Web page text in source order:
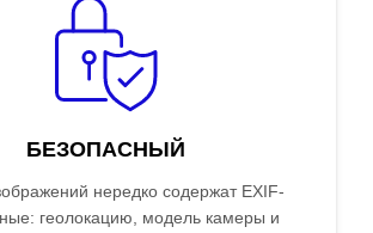
БЕЗОПАСНЫЙ
нередко содержат EXIF-
геолокацию, модель камеры и